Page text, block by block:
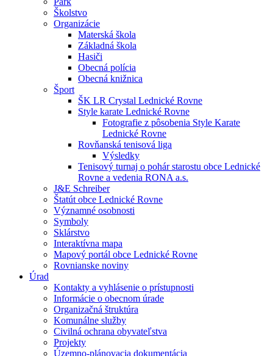
Školstvo
Organizácie
Materská škola
Základná škola
Hasiči
Obecná polícia
Obecná knižnica
Šport
ŠK LR Crystal Lednické Rovne
Style karate Lednické Rovne
Fotografie z pôsobenia Style Karate
Lednické Rovne
Rovňanská tenisová liga
Výsledky
Tenisový turnaj o pohár starostu obce Lednické
Rovne a vedenia RONA a.s.
J&E Schreiber
Štatút obce Lednické Rovne
Významné osobnosti
Symboly
Sklárstvo
Interaktívna mapa
Mapový portál obce Lednické Rovne
Rovnianske noviny
Úrad
Kontakty a vyhlásenie o prístupnosti
Informácie o obecnom úrade
Organizačná štruktúra
Komunálne služby
Civilná ochrana obyvateľstva
Projekty
Územno-plánovacia dokumentácia